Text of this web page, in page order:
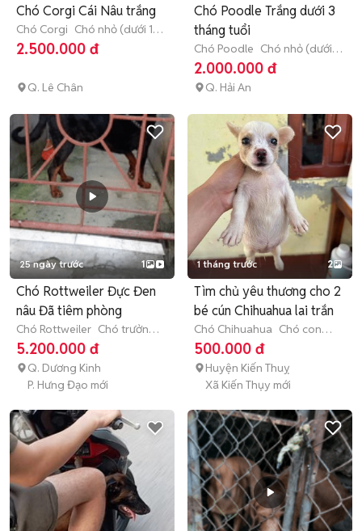
Chó Corgi Cái Nâu trắng
Chó Corgi Chó nhỏ (dưới 1
năm tuổi)
2.500.000 đ
Q. Lê Chân
Chó Poodle Trắng dưới 3
tháng tuổi
Chó Poodle Chó nhỏ (dưới 1
năm tuổi)
2.000.000 đ
Q. Hải An
25 ngày trước 1
Chó Rottweiler Đực Đen
nâu Đã tiêm phòng
Chó Rottweiler Chó trưởng
thành (hơn 1 tuổi)
5.200.000 đ
Q. Dương Kinh
P. Hưng Đạo mới
1 tháng trước 2
Tìm chủ yêu thương cho 2
bé cún Chihuahua lai trắn
Chó Chihuahua Chó con
(dưới 3 tháng tuổi)
500.000 đ
Huyện Kiến Thuỵ
Xã Kiến Thụy mới